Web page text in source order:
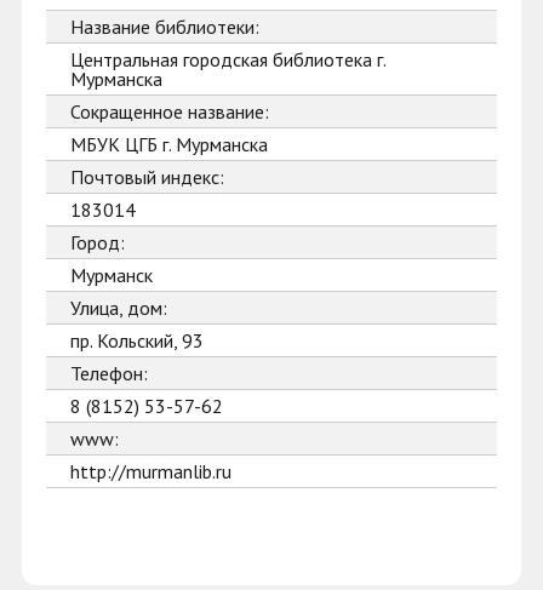
Название библиотеки:
Центральная городская библиотека г.
Мурманска
Сокращенное название:
МБУК ЦГБ г. Мурманска
Почтовый индекс:
183014
Город:
Мурманск
Улица, дом:
пр. Кольский, 93
Телефон:
8 (8152) 53-57-62
www:
http://murmanlib.ru